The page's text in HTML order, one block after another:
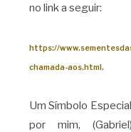
no link a seguir:
https://
chamada-aos.html.
Um Símbolo
por mim,